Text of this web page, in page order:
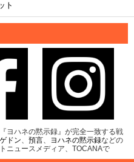
ト
ヨハネの黙示録』が完全一致する戦
ドン、 預言、 ヨハネの黙示録などの
ニュースメディア、TOCANAで